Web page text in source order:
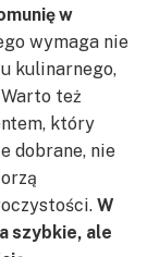
w
wymaga nie
kulinarnego,
też
który
dobrane, nie
W
szybkie, ale